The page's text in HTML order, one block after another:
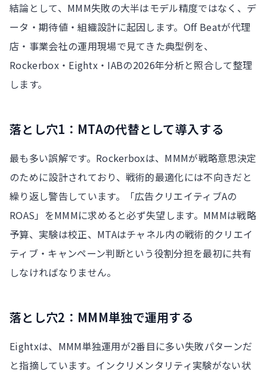
結論として、MMM失敗の大半はモデル精度ではなく、デ
ータ・期待値・組織設計に起因します。Off Beatが代理
店・事業会社の運用現場で見てきた典型例を、
Rockerbox・Eightx・IABの2026年分析と照合して整理
します。
落とし穴1：MTAの代替として導入する
最も多い誤解です。Rockerboxは、MMMが戦略意思決定
のために設計されており、戦術的最適化には不向きだと
繰り返し警告しています。「広告クリエイティブAの
ROAS」をMMMに求めると必ず失望します。MMMは戦略
予算、実験は校正、MTAはチャネル内の戦術的クリエイ
ティブ・キャンペーン判断という役割分担を最初に共有
しなければなりません。
落とし穴2：MMM単独で運用する
Eightxは、MMM単独運用が2番目に多い失敗パターンだ
と指摘しています。インクリメンタリティ実験がない状